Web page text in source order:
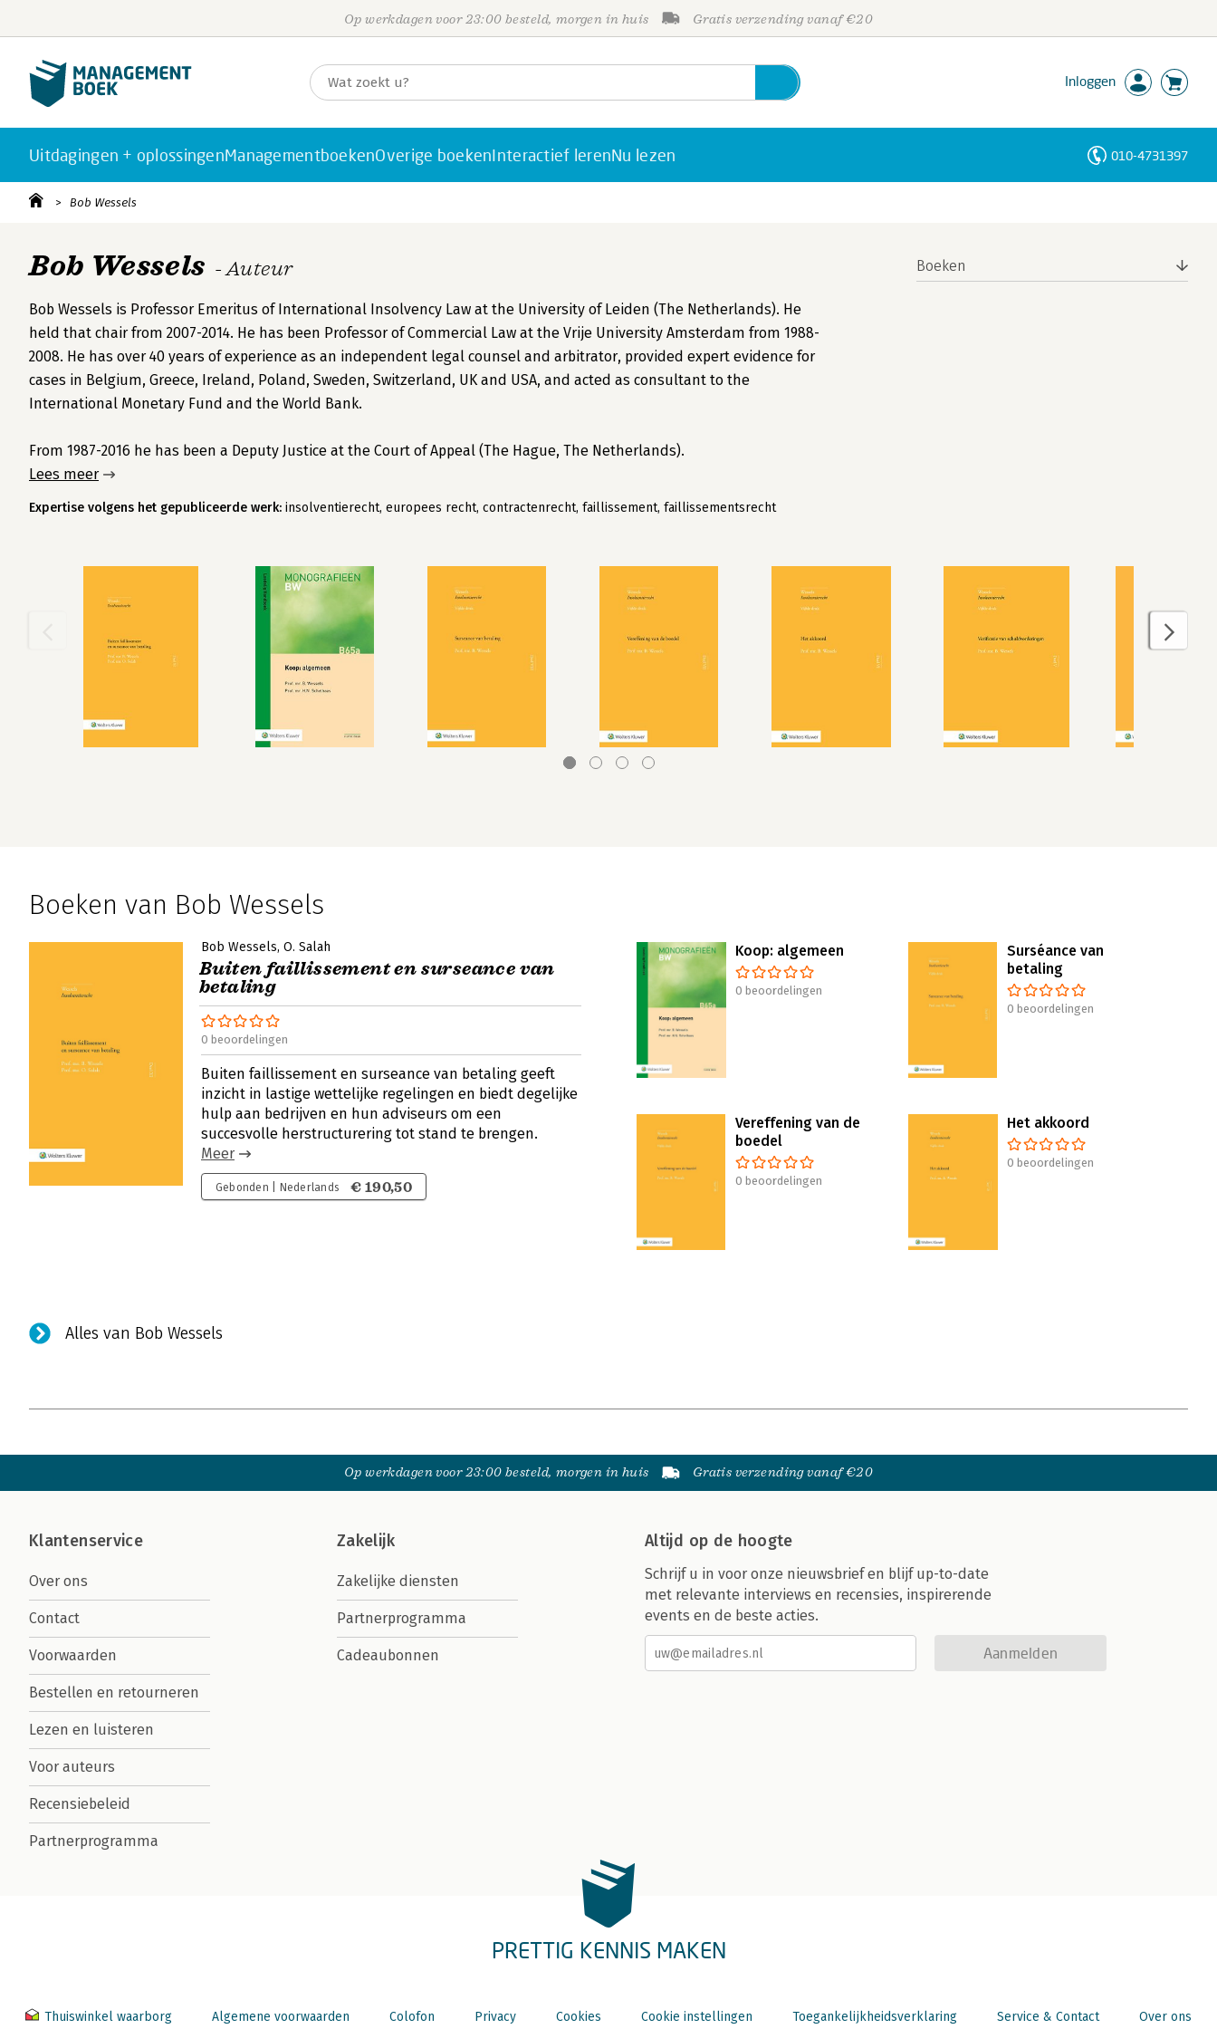
Op werkdagen voor 23:00 besteld, morgen in huis Gratis verzending vanaf €20
Inloggen
Uitdagingen + oplossingenManagementboekenOverige boekenInteractief lerenNu lezen 010-4731397
Bob Wessels
Bob Wessels - Auteur
Bob Wessels is Professor Emeritus of International Insolvency Law at the University of Leiden (The Netherlands). He
held that chair from 2007-2014. He has been Professor of Commercial Law at the Vrije University Amsterdam from 1988-
2008. He has over 40 years of experience as an independent legal counsel and arbitrator, provided expert evidence for
cases in Belgium, Greece, Ireland, Poland, Sweden, Switzerland, UK and USA, and acted as consultant to the
International Monetary Fund and the World Bank.
From 1987-2016 he has been a Deputy Justice at the Court of Appeal (The Hague, The Netherlands).
Lees meer
Expertise volgens het gepubliceerde werk: insolventierecht, europees recht, contractenrecht, faillissement, faillissementsrecht
Boeken
Boeken van Bob Wessels
Bob Wessels O. Salah
Buiten faillissement en surseance van
betaling
0 beoordelingen
Buiten faillissement en surseance van betaling geeft
inzicht in lastige wettelijke regelingen en biedt degelijke
hulp aan bedrijven en hun adviseurs om een
succesvolle herstructurering tot stand te brengen.
Meer
Gebonden | Nederlands € 190,50
Koop: algemeen
0 beoordelingen
Surséance van
betaling
0 beoordelingen
Vereffening van de
boedel
0 beoordelingen
Het akkoord
0 beoordelingen
Alles van Bob Wessels
Op werkdagen voor 23:00 besteld, morgen in huis Gratis verzending vanaf €20
Klantenservice
Over ons
Contact
Voorwaarden
Bestellen en retourneren
Lezen en luisteren
Voor auteurs
Recensiebeleid
Partnerprogramma
Zakelijk
Zakelijke diensten
Partnerprogramma
Cadeaubonnen
Altijd op de hoogte
Schrijf u in voor onze nieuwsbrief en blijf up-to-date
met relevante interviews en recensies, inspirerende
events en de beste acties.
Aanmelden
PRETTIG KENNIS MAKEN
Thuiswinkel waarborg Algemene voorwaarden Colofon Privacy Cookies Cookie instellingen Toegankelijkheidsverklaring Service & Contact Over ons
Personen